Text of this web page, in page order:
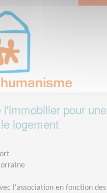
pour une
logement
l'association en fonction des